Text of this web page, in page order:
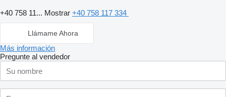
+40 758 11... Mostrar +40 758 117 334
Llámame Ahora
Más información
Pregunte al vendedor